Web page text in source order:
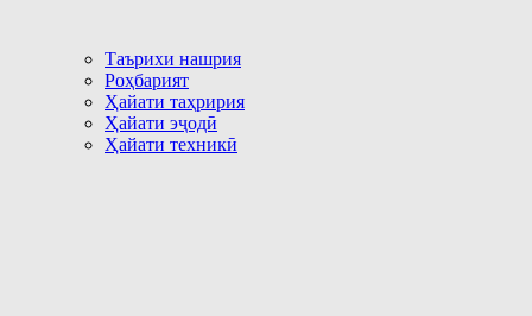
Таърихи нашрия
Роҳбарият
Ҳайати таҳририя
Ҳайати эҷодӣ
Ҳайати техникӣ